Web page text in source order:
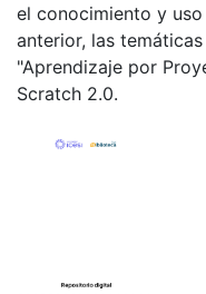
el conocimiento y
anterior, las
"Aprendizaje por
Scratch 2.0.